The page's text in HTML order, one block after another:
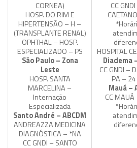
CORNEA)
HOSP. DO RIM E
HIPERTENSÃO – H –
(TRANSPLANTE RENAL)
OPHTHAL – HOSP.
ESPECIALIZADO – PS
São Paulo – Zona
Leste
HOSP. SANTA
MARCELINA –
Internação
Especializada
Santo André – ABCDM
ANDREAZZA MEDICINA
DIAGNÓSTICA – *NA
CC GNDI – SANTO
CC
HOSPITAL
Diadema
CC GNDI –
PA –
Mauá –
CC